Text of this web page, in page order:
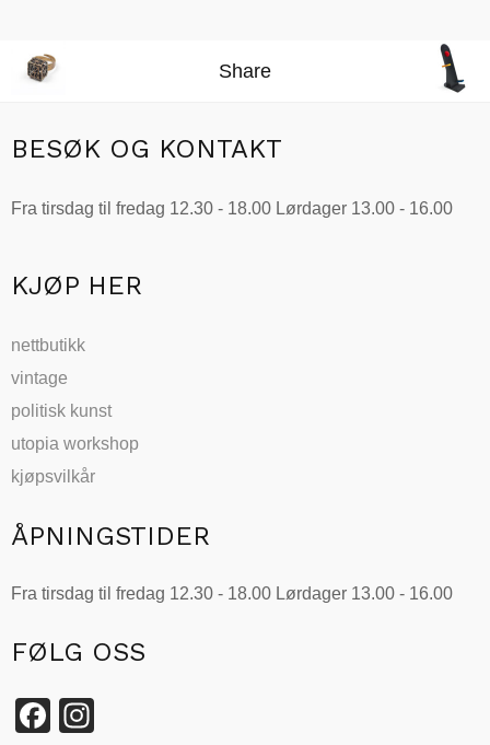
Share
BESØK OG KONTAKT
Fra tirsdag til fredag 12.30 - 18.00 Lørdager 13.00 - 16.00
KJØP HER
nettbutikk
vintage
politisk kunst
utopia workshop
kjøpsvilkår
ÅPNINGSTIDER
Fra tirsdag til fredag 12.30 - 18.00 Lørdager 13.00 - 16.00
FØLG OSS
Facebook